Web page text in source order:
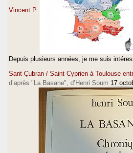
Vincent P.
Depuis plusieurs années, je me suis
Sant Çubran / Saint Cyprien à Toulouse
d’après "La Basane", d’Henri Soum 17